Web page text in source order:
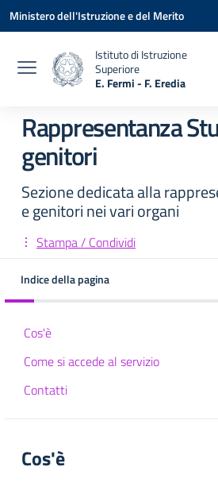
Vai ai contenuti
Vai al menu di navigazione
Vai al footer
Ministero dell'Istruzione e del Merito
Istituto di Istruzione
Superiore
E. Fermi - F. Eredia
Rappresentanza
genitori
Sezione dedicata alla
e genitori nei vari organi
Stampa / Condividi
Indice della pagina
Cos'è
Come si accede al servizio
Contatti
Cos'è